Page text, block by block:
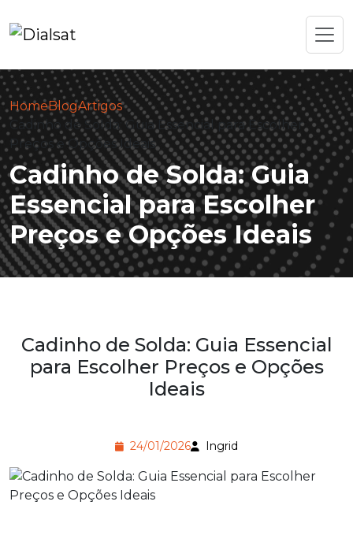
HomeBlogArtigos
Cadinho de Solda: Guia Essencial para Escolher
Preços e Opções Ideais
Cadinho de Solda: Guia
Essencial para Escolher
Preços e Opções Ideais
Cadinho de Solda: Guia Essencial
para Escolher Preços e Opções
Ideais
24/01/2026 Ingrid